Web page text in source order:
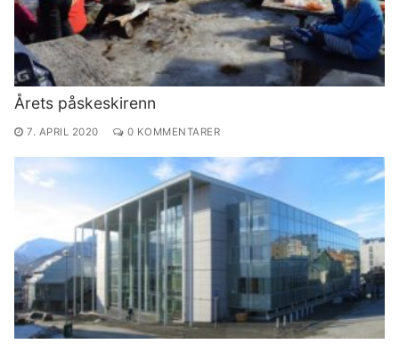
Årets påskeskirenn
7. APRIL 2020 0 KOMMENTARER